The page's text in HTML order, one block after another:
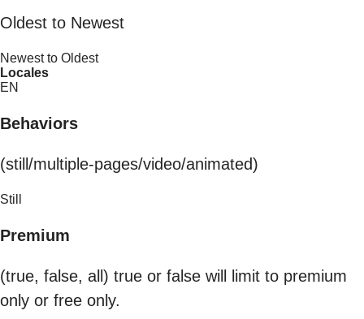
Oldest to Newest
Newest to Oldest
Locales
EN
Behaviors
(still/multiple-pages/video/animated)
Still
Premium
(true, false, all) true or false will limit to premium
only or free only.